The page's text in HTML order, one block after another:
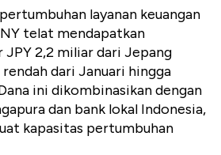
layanan keuangan
telat mendapatkan
JPY 2,2 miliar dari Jepang
rendah dari Januari hingga
ini dikombinasikan dengan
dan bank lokal Indonesia,
kapasitas pertumbuhan